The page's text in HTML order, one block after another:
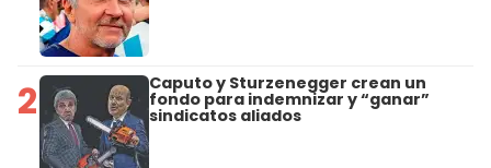
2 Caputo y Sturzenegger crean un
fondo para indemnizar y “ganar”
sindicatos aliados